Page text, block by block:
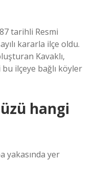
tarihli Resmi
kararla ilçe oldu.
Kavaklı,
ilçeye bağlı köyler
hangi
yakasında yer